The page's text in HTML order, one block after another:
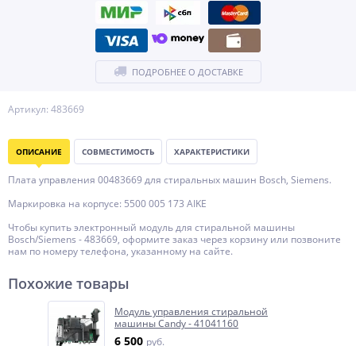
Артикул: 483669
ПОДРОБНЕЕ О ДОСТАВКЕ
ОПИСАНИЕ СОВМЕСТИМОСТЬ ХАРАКТЕРИСТИКИ
Плата управления 00483669 для стиральных машин Bosch, Siemens.
Маркировка на корпусе: 5500 005 173 AIKE
Чтобы купить электронный модуль для стиральной машины
Bosch/Siemens - 483669, оформите заказ через корзину или позвоните
нам по номеру телефона, указанному на сайте.
Похожие товары
Модуль управления стиральной
машины Candy - 41041160
6 500 руб.